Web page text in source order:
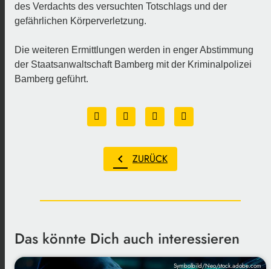
des Verdachts des versuchten Totschlags und der
gefährlichen Körperverletzung.
Die weiteren Ermittlungen werden in enger Abstimmung
der Staatsanwaltschaft Bamberg mit der Kriminalpolizei
Bamberg geführt.
chevron_left ZURÜCK
Das könnte Dich auch interessieren
Symbolbild/Neo/stock.adobe.com